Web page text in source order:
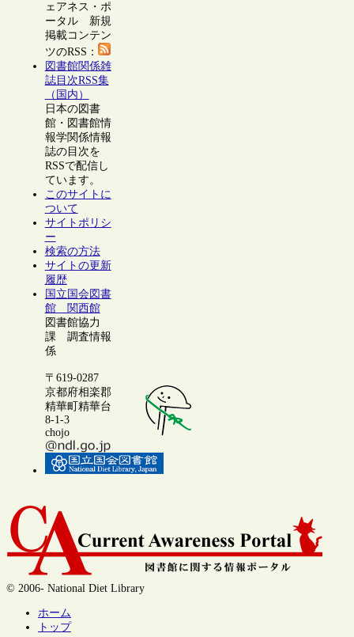
ェアネス・ポ
ータル 新規
掲載コンテン
ツのRSS：
図書館関係雑
誌目次RSS集
（国内）
日本の図書
館・図書館情
報学関係情報
誌の目次を
RSSで配信し
ています。
このサイトに
ついて
サイトポリシ
ー
検索の方法
サイトの更新
履歴
国立国会図書
館 関西館
図書館協力
課 調査情報
係
〒619-0287
京都府相楽郡
精華町精華台
8-1-3
chojo
© 2006- National Diet Library
ホーム
トップ